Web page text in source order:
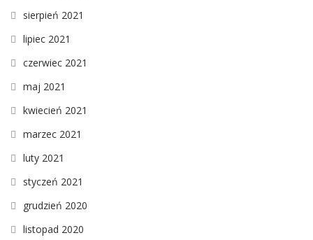
sierpień 2021
lipiec 2021
czerwiec 2021
maj 2021
kwiecień 2021
marzec 2021
luty 2021
styczeń 2021
grudzień 2020
listopad 2020